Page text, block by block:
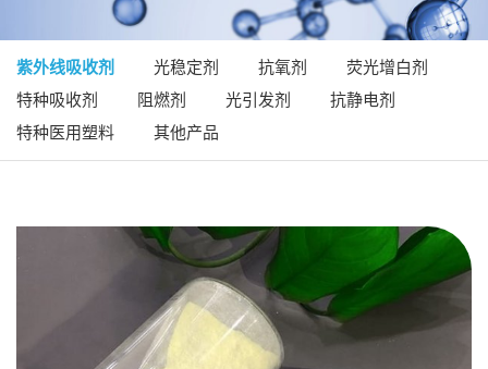
紫外线吸收剂 光稳定剂 抗氧剂
荧光增白剂
特种吸收剂
阻燃剂 光引发剂
抗静电剂
特种医用塑料
其他产品